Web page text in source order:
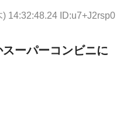
) 14:32:48.24 ID:u7+J2rsp0
ーパーコンビニに